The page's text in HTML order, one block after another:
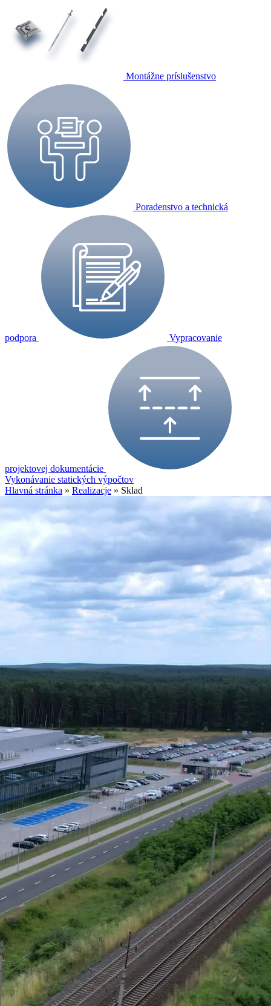
Montážne príslušenstvo
Poradenstvo a technická
podpora Vypracovanie
projektovej dokumentácie
Vykonávanie statických výpočtov
Hlavná stránka » Realizacje » Sklad